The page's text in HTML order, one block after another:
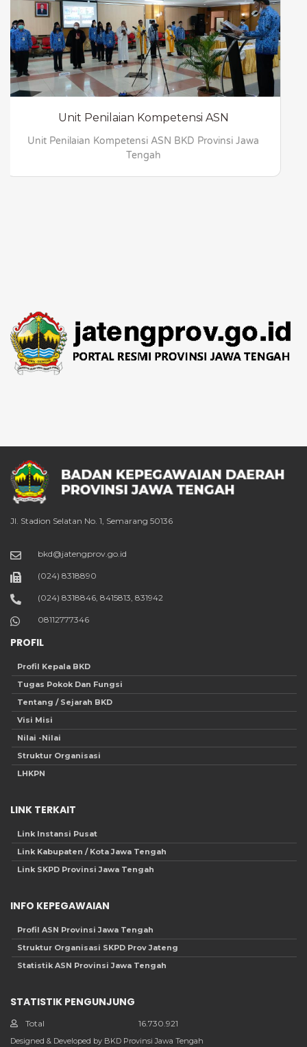
Unit Penilaian Kompetensi ASN
Unit Penilaian Kompetensi ASN BKD Provinsi Jawa
Tengah
Jl. Stadion Selatan No. 1, Semarang 50136
bkd@jatengprov.go.id
(024) 8318890
(024) 8318846, 8415813, 831942
08112777346
PROFIL
Profil Kepala BKD
Tugas Pokok Dan Fungsi
Tentang / Sejarah BKD
Visi Misi
Nilai -Nilai
Struktur Organisasi
LHKPN
LINK TERKAIT
Link Instansi Pusat
Link Kabupaten / Kota Jawa Tengah
Link SKPD Provinsi Jawa Tengah
INFO KEPEGAWAIAN
Profil ASN Provinsi Jawa Tengah
Struktur Organisasi SKPD Prov Jateng
Statistik ASN Provinsi Jawa Tengah
STATISTIK PENGUNJUNG
Total 16.730.921
Designed & Developed by BKD Provinsi Jawa Tengah